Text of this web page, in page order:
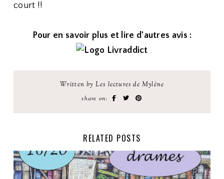
court !!
Pour en savoir plus et lire d'autres avis :
Written by Les lectures de Mylène
share on:
RELATED POSTS